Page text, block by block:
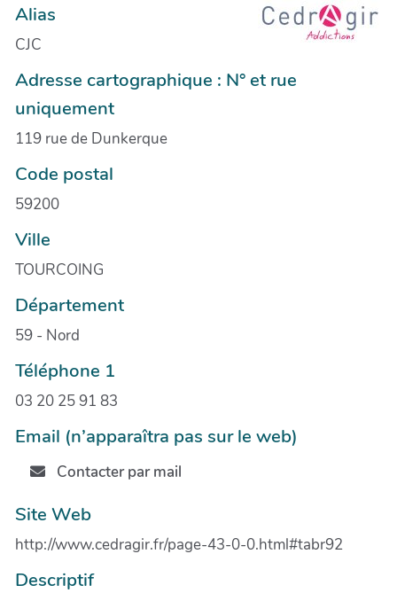
Alias
CJC
Adresse cartographique : N° et rue
uniquement
119 rue de Dunkerque
Code postal
59200
Ville
TOURCOING
Département
59 - Nord
Téléphone 1
03 20 25 91 83
Email (n’apparaîtra pas sur le web)
Contacter par mail
Site Web
http://www.cedragir.fr/page-43-0-0.html#tabr92
Descriptif